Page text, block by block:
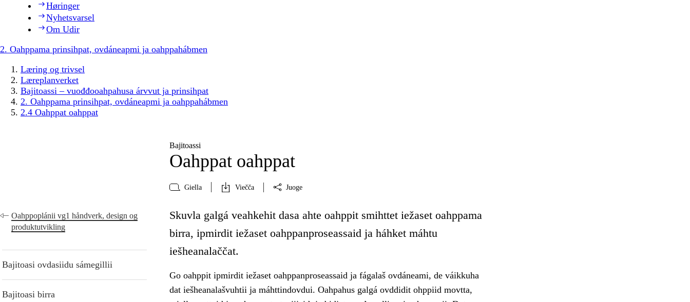
Høringer
Nyhetsvarsel
Om Udir
2. Oahppama prinsihpat, ovdáneapmi ja oahppahábmen
Læring og trivsel
Læreplanverket
Bajitoassi – vuođđooahpahusa árvvut ja prinsihpat
2. Oahppama prinsihpat, ovdáneapmi ja oahppahábmen
2.4 Oahppat oahppat
Bajitoassi
Oahppat oahppat
Giella Viečča Juoge
Oahppoplánii vg1 håndverk, design og
produktutvikling
Bajitoasi ovdasiidu sámegillii
Bajitoasi birra
Skuvla galgá veahkehit dasa ahte oahppit smihttet iežaset oahppama
birra, ipmirdit iežaset oahppanproseassaid ja háhket máhtu
iešheanalaččat.
Go oahppit ipmirdit iežaset oahppanproseassaid ja fágalaš ovdáneami, de váikkuha
dat iešheanalašvuhtii ja máhttindovdui. Oahpahus galgá ovddidit ohppiid movtta,